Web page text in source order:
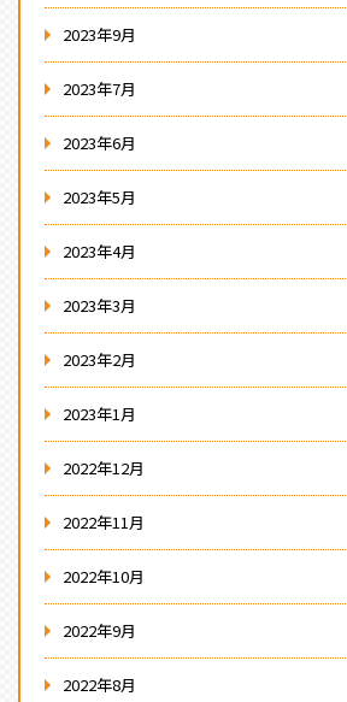
2023年9月
2023年7月
2023年6月
2023年5月
2023年4月
2023年3月
2023年2月
2023年1月
2022年12月
2022年11月
2022年10月
2022年9月
2022年8月